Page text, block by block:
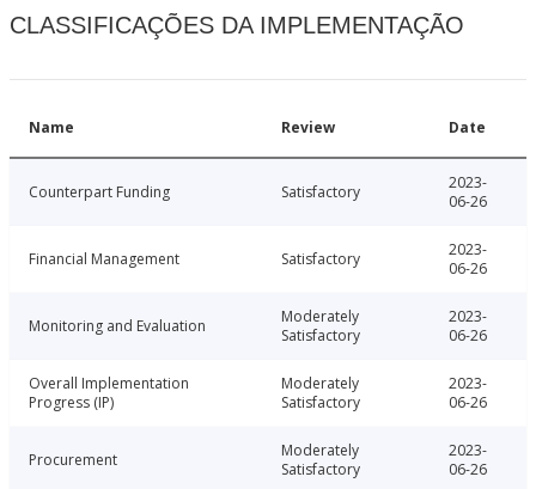
CLASSIFICAÇÕES DA IMPLEMENTAÇÃO
Name Review Date
Counterpart Funding Satisfactory
2023-
06-26
Financial Management Satisfactory
2023-
06-26
Monitoring and Evaluation
Moderately
Satisfactory
2023-
06-26
Overall Implementation
Progress (IP)
Moderately
Satisfactory
2023-
06-26
Procurement
Moderately
Satisfactory
2023-
06-26